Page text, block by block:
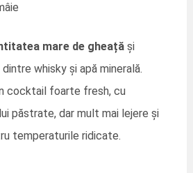
mare de gheață și
whisky și apă minerală.
cocktail foarte fresh, cu
păstrate, dar mult mai lejere și
temperaturile ridicate.